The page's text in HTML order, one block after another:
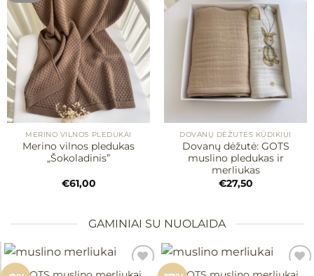
Mėgstamiausias
MERINO VILNOS PLEDUKAI
Merino vilnos pledukas
„Šokoladinis”
€61,00
Mėgstamiausias
DOVANŲ DĖŽUTĖS KŪDIKIUI
Dovanų dėžutė: GOTS
muslino pledukas ir
merliukas
€27,50
GAMINIAI SU NUOLAIDA